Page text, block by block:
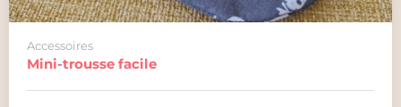
Accessoires
Mini-trousse facile